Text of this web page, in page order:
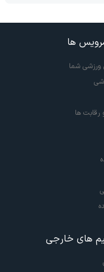
ها
ورزشی شما
رقابت ها
های خارجی